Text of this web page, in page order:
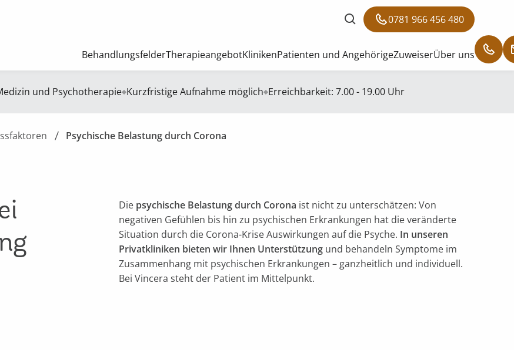
0781 966 456 480
BehandlungsfelderTherapieangebotKlinikenPatienten und AngehörigeZuweiserÜber uns
und Psychotherapie Kurzfristige Aufnahme möglich Erreichbarkeit: 7.00 - 19.00 Uhr
Psychische Belastung durch Corona
Die psychische Belastung durch Corona ist nicht zu unterschätzen: Von
negativen Gefühlen bis hin zu psychischen Erkrankungen hat die veränderte
Situation durch die Corona-Krise Auswirkungen auf die Psyche. In unseren
Privatkliniken bieten wir Ihnen Unterstützung und behandeln Symptome im
Zusammenhang mit psychischen Erkrankungen – ganzheitlich und individuell.
Bei Vincera steht der Patient im Mittelpunkt.